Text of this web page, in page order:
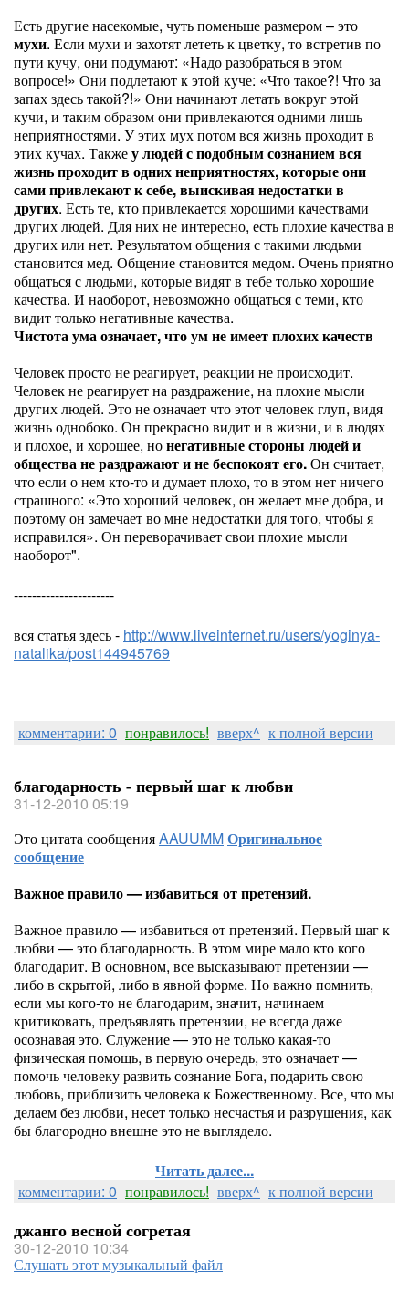
Есть другие насекомые, чуть поменьше размером – это
мухи. Если мухи и захотят лететь к цветку, то встретив по
пути кучу, они подумают: «Надо разобраться в этом
вопросе!» Они подлетают к этой куче: «Что такое?! Что за
запах здесь такой?!» Они начинают летать вокруг этой
кучи, и таким образом они привлекаются одними лишь
неприятностями. У этих мух потом вся жизнь проходит в
этих кучах. Такжеу людей с подобным сознанием вся
жизнь проходит в одних неприятностях, которые они
сами привлекают к себе, выискивая недостатки в
других. Есть те, кто привлекается хорошими качествами
других людей. Для них не интересно, есть плохие качества в
других или нет. Результатом общения с такими людьми
становится мед. Общение становится медом. Очень приятно
общаться с людьми, которые видят в тебе только хорошие
качества. И наоборот, невозможно общаться с теми, кто
видит только негативные качества.
Чистота ума означает, что ум не имеет плохих качеств
Человек просто не реагирует, реакции не происходит.
Человек не реагирует на раздражение, на плохие мысли
других людей. Это не означает что этот человек глуп, видя
жизнь однобоко. Он прекрасно видит и в жизни, и в людях
и плохое, и хорошее, нонегативные стороны людей и
общества не раздражают и не беспокоят его.Он считает,
что если о нем кто-то и думает плохо, то в этом нет ничего
страшного: «Это хороший человек, он желает мне добра, и
поэтому он замечает во мне недостатки для того, чтобы я
исправился». Он переворачивает свои плохие мысли
наоборот".
----------------------
вся статья здесь - http://www.liveinternet.ru/users/yoginya-
natalika/post144945769
комментарии: 0 понравилось! вверх^ к полной версии
благодарность - первый шаг к любви
31-12-2010 05:19
Это цитата сообщенияAAUUMMОригинальное
сообщение
Важное правило — избавиться от претензий.
Важное правило — избавиться от претензий. Первый шаг к
любви — это благодарность. В этом мире мало кто кого
благодарит. В основном, все высказывают претензии —
либо в скрытой, либо в явной форме. Но важно помнить,
если мы кого-то не благодарим, значит, начинаем
критиковать, предъявлять претензии, не всегда даже
осознавая это. Служение — это не только какая-то
физическая помощь, в первую очередь, это означает —
помочь человеку развить сознание Бога, подарить свою
любовь, приблизить человека к Божественному. Все, что мы
делаем без любви, несет только несчастья и разрушения, как
бы благородно внешне это не выглядело.
Читать далее...
комментарии: 0 понравилось! вверх^ к полной версии
джанго весной согретая
30-12-2010 10:34
Слушать этот музыкальный файл